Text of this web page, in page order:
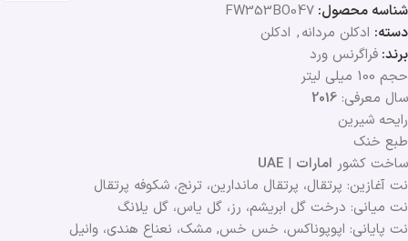
شناسه محصول: FW353BO047
دسته: ادکلن مردانه, ادکلن
برند: فراگرنس ورد
حجم 100 میلی لیتر
سال معرفی: 2016
رایحه شیرین
طبع خنک
ساخت کشور امارات |
UAE
نت آغازین: پرتقال، پرتقال ماندارین، ترنج، شکوفه پرتقال
نت میانی: درخت گل ابریشم، رز، گل یاس، گل یلانگ
نت پایانی: اپوپوناکس، خس خس, مشک، نعناع هندی، وانیل